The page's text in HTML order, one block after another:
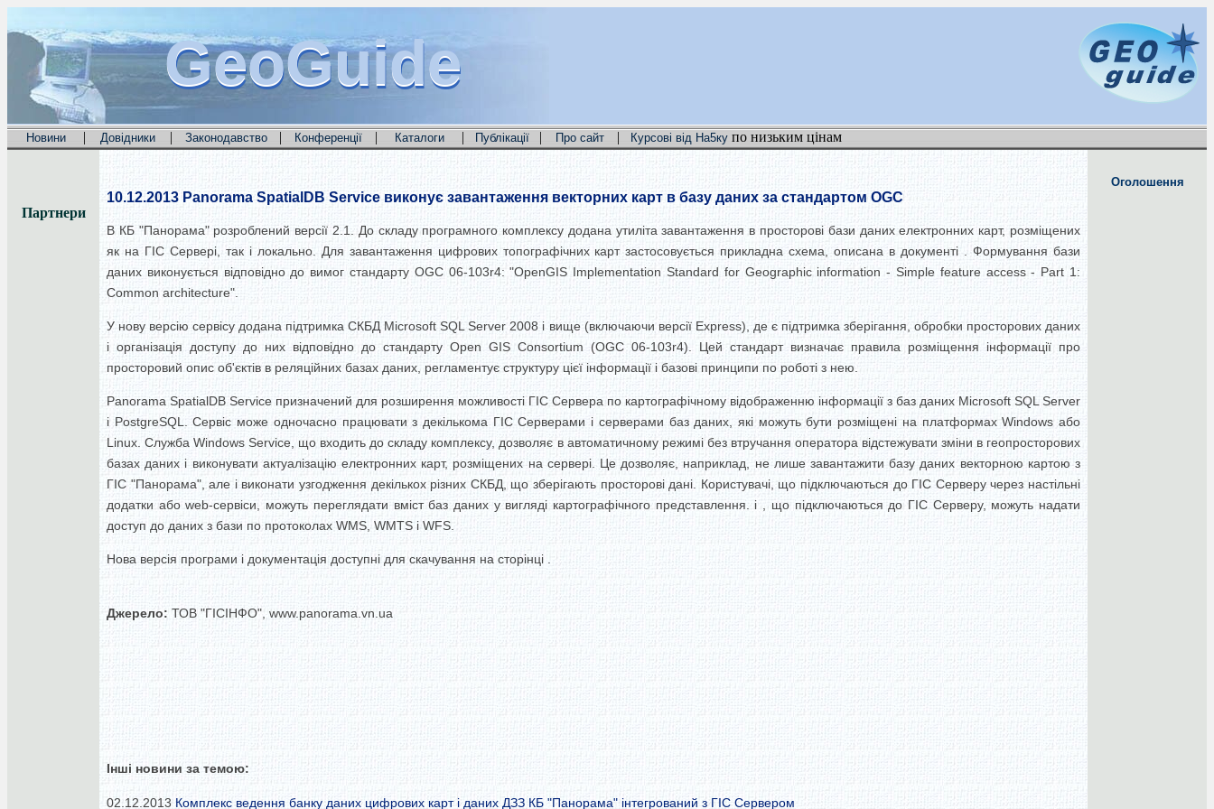
GeoGuide
GeoGuide
GeoGuide
Новини | Довідники | Законодавство | Конференції | Каталоги | Публікації | Про сайт | Курсові від На5ку по низьким цінам
Партнери
10.12.2013 Panorama SpatialDB Service виконує завантаження векторних карт в базу даних за стандартом OGC
В КБ "Панорама" розроблений версії 2.1. До складу програмного комплексу додана утиліта завантаження в просторові бази даних електронних карт, розміщених
як на ГІС Сервері, так і локально. Для завантаження цифрових топографічних карт застосовується прикладна схема, описана в документі . Формування бази
даних виконується відповідно до вимог стандарту OGC 06-103r4: "OpenGIS Implementation Standard for Geographic information - Simple feature access - Part 1:
Common architecture".
У нову версію сервісу додана підтримка СКБД Microsoft SQL Server 2008 і вище (включаючи версії Express), де є підтримка зберігання, обробки просторових даних
і організація доступу до них відповідно до стандарту Open GIS Consortium (OGC 06-103r4). Цей стандарт визначає правила розміщення інформації про
просторовий опис об'єктів в реляційних базах даних, регламентує структуру цієї інформації і базові принципи по роботі з нею.
Panorama SpatialDB Service призначений для розширення можливості ГІС Сервера по картографічному відображенню інформації з баз даних Microsoft SQL Server
і PostgreSQL. Сервіс може одночасно працювати з декількома ГІС Серверами і серверами баз даних, які можуть бути розміщені на платформах Windows або
Linux. Служба Windows Service, що входить до складу комплексу, дозволяє в автоматичному режимі без втручання оператора відстежувати зміни в геопросторових
базах даних і виконувати актуалізацію електронних карт, розміщених на сервері. Це дозволяє, наприклад, не лише завантажити базу даних векторною картою з
ГІС "Панорама", але і виконати узгодження декількох різних СКБД, що зберігають просторові дані. Користувачі, що підключаються до ГІС Серверу через настільні
додатки або web-сервіси, можуть переглядати вміст баз даних у вигляді картографічного представлення. і , що підключаються до ГІС Серверу, можуть надати
доступ до даних з бази по протоколах WMS, WMTS і WFS.
Нова версія програми і документація доступні для скачування на сторінці .
Джерело: ТОВ "ГІСІНФО", www.panorama.vn.ua
Інші новини за темою:
02.12.2013 Комплекс ведення банку даних цифрових карт і даних ДЗЗ КБ "Панорама" інтегрований з ГІС Сервером
Оголошення